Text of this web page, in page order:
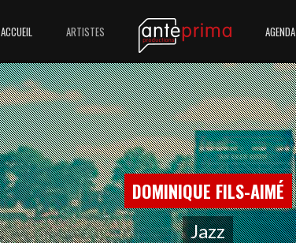
ACCUEIL ARTISTES AGENDA
DOMINIQUE FILS-AIMÉ
Jazz